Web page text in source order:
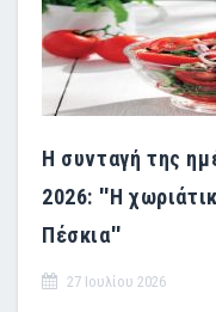
Η συνταγή της
2026: ''Η
Πέσκια''
27 Ιουλίου 2026